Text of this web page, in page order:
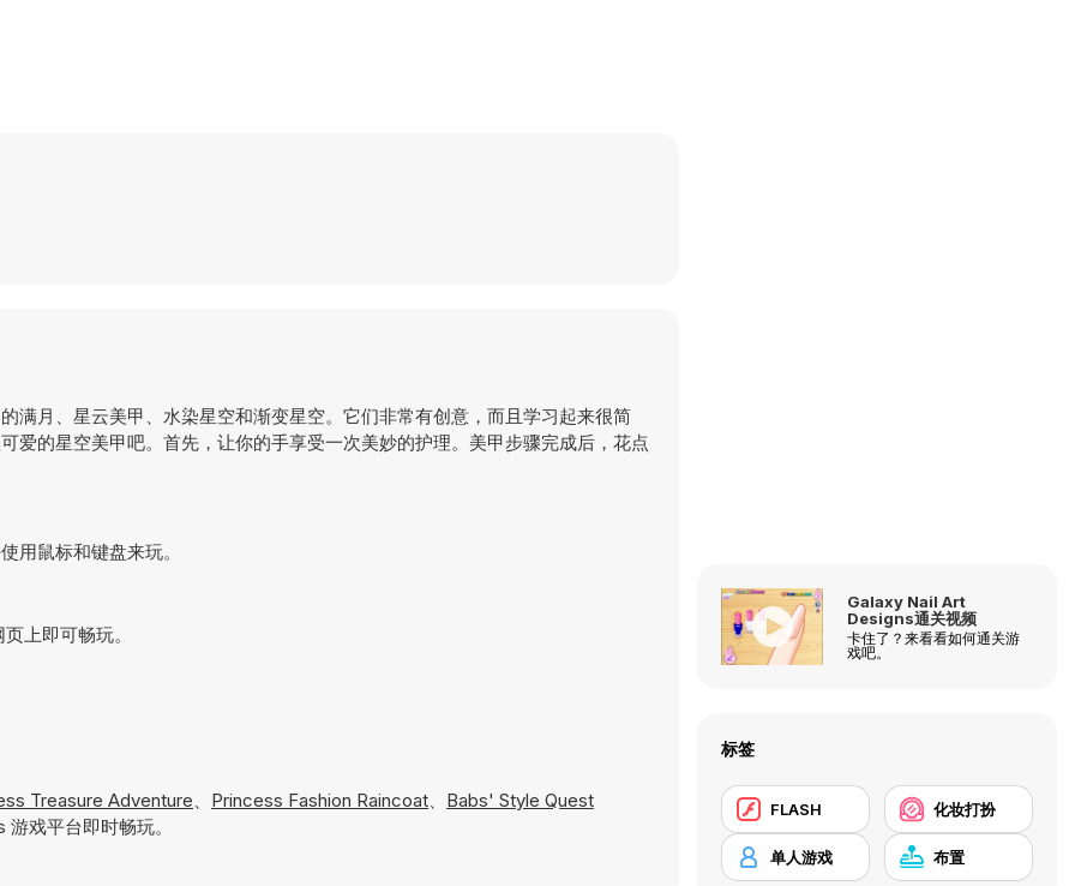
满月、星云美甲、水染星空和渐变星空。它们非常有创意，而且学习起来很简
爱的星空美甲吧。首先，让你的手享受一次美妙的护理。美甲步骤完成后，花点
用鼠标和键盘来玩。
上即可畅玩。
Treasure Adventure、 Princess Fashion Raincoat、 Babs' Style Quest
戏平台即时畅玩。
Galaxy Nail Art
Designs通关视频
卡住了？来看看如何通关游
戏吧。
标签
FLASH 化妆打扮
单人游戏 布置